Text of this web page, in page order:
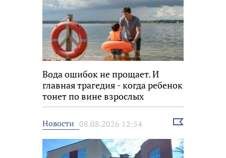
Вода ошибок не прощает. И
главная трагедия - когда ребенок
тонет по вине взрослых
Новости 08.08.2026 12:54
Выбрать